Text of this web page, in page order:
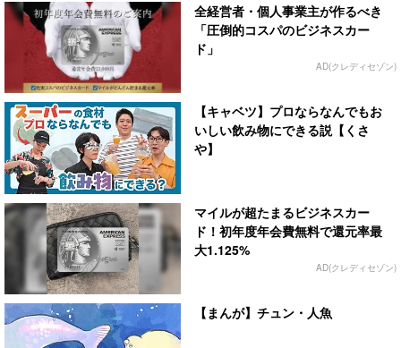
全経営者・個人事業主が作るべき
「圧倒的コスパのビジネスカー
ド」
AD(クレディセゾン)
【キャベツ】プロならなんでもお
いしい飲み物にできる説【くさ
や】
マイルが超たまるビジネスカー
ド！初年度年会費無料で還元率最
大1.125%
AD(クレディセゾン)
【まんが】チュン・人魚